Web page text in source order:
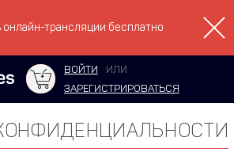
онлайн-трансляции бесплатно
ВОЙТИ
ИЛИ
ЗАРЕГИСТРИРОВАТЬСЯ